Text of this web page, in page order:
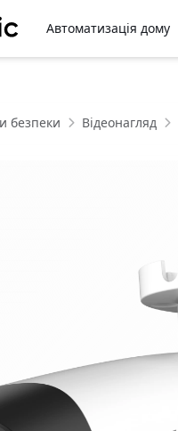
Автоматизація дому
безпеки Відеонагляд